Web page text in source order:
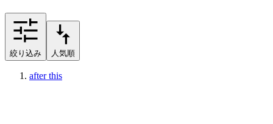
絞り込み 人気順
after this